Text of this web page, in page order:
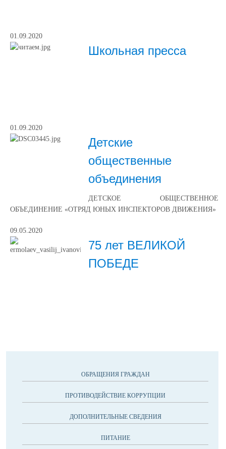
01.09.2020
Школьная пресса
01.09.2020
Детские
общественные
объединения
ДЕТСКОЕ ОБЩЕСТВЕННОЕ
ОБЪЕДИНЕНИЕ «ОТРЯД ЮНЫХ ИНСПЕКТОРОВ ДВИЖЕНИЯ»
09.05.2020
75 лет ВЕЛИКОЙ
ПОБЕДЕ
ОБРАЩЕНИЯ ГРАЖДАН
ПРОТИВОДЕЙСТВИЕ КОРРУПЦИИ
ДОПОЛНИТЕЛЬНЫЕ СВЕДЕНИЯ
ПИТАНИЕ